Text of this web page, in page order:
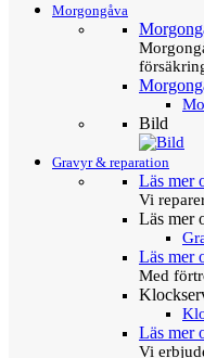
Morgongåva
Bild
Gravyr & reparation
Läs mer
Vi
Läs mer
Läs mer
Med
Läs mer
Vi